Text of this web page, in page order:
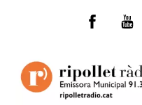
Facebook
You